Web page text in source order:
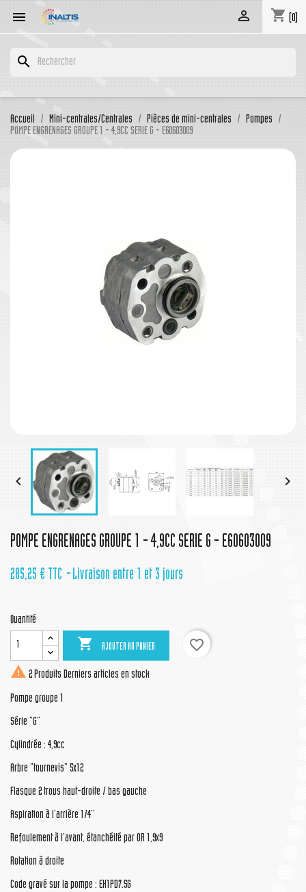
 shopping_cart (0)

search
Accueil Mini-centrales/Centrales Pièces de mini-centrales
Pompes
POMPE ENGRENAGES GROUPE 1 - 4,9CC SERIE G - E60603009
 
POMPE ENGRENAGES GROUPE 1 - 4,9CC SERIE G - E60603009
285,25 € TTC Livraison entre 1 et 3 jours
Quantité
 AJOUTER AU PANIER
favorite_border
 2 Produits Derniers articles en stock
Pompe groupe 1
Série "G"
Cylindrée : 4,9cc
Arbre "tournevis" 5x12
Flasque 2 trous haut-droite / bas gauche
Aspiration à l'arrière 1/4''
Refoulement à l'avant, étanchéité par OR 1,9x9
Rotation à droite
Code gravé sur la pompe : EK1PD7.5G